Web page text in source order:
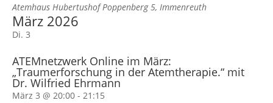
Atemhaus HubertushofPoppenberg 5, Immenreuth
März 2026
Di. 3
ATEMnetzwerk Online im März:
„Traumerforschung in der Atemtherapie.“ mit
Dr. Wilfried Ehrmann
März 3 @ 20:00- 21:15